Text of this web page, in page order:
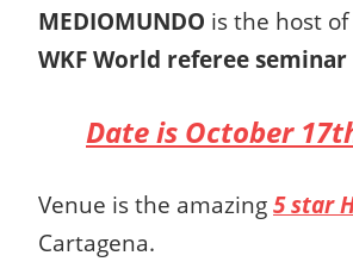
MEDIOMUNDO is the host
WKF World referee seminar
Date is October
Venue is the amazing 5 star
Cartagena.